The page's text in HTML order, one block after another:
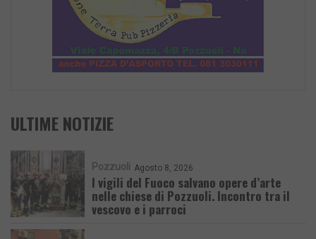
ULTIME NOTIZIE
Pozzuoli Agosto 8, 2026
I vigili del Fuoco salvano opere d’arte
nelle chiese di Pozzuoli. Incontro tra il
vescovo e i parroci